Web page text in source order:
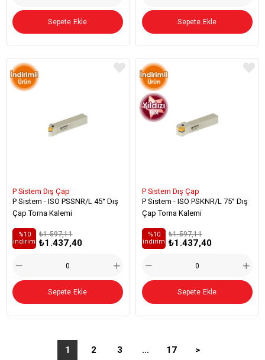
Sepete Ekle Sepete Ekle
P Sistem Dış Çap
P Sistem - ISO PSSNR/L 45° Dış
Çap Torna Kalemi
₺1.437,40
₺1.597,11
%10
i̇ndirim
Sepete Ekle
P Sistem Dış Çap
P Sistem - ISO PSKNR/L 75° Dış
Çap Torna Kalemi
₺1.437,40
₺1.597,11
%10
i̇ndirim
Sepete Ekle
1 2 3 ... 17 >